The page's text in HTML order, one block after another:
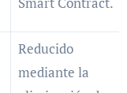
Reducido
mediante la